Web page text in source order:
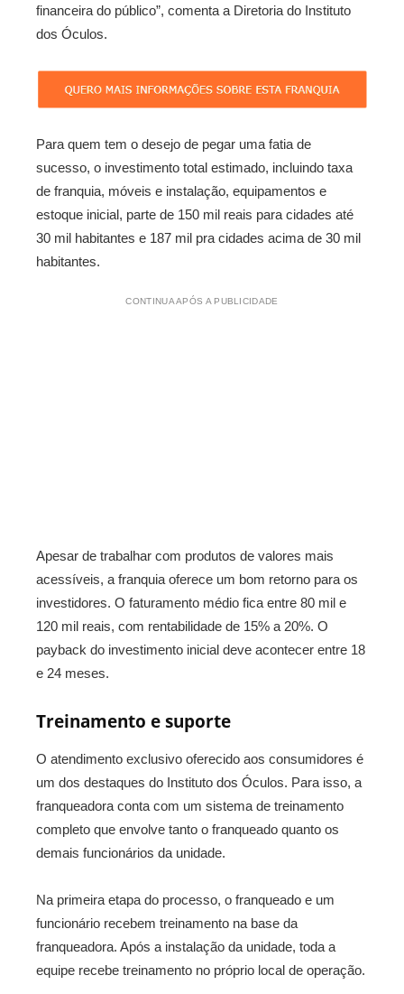
financeira do público”, comenta a Diretoria do Instituto
dos Óculos.
Para quem tem o desejo de pegar uma fatia de
sucesso, o investimento total estimado, incluindo taxa
de franquia, móveis e instalação, equipamentos e
estoque inicial, parte de 150 mil reais para cidades até
30 mil habitantes e 187 mil pra cidades acima de 30 mil
habitantes.
CONTINUA APÓS A PUBLICIDADE
Apesar de trabalhar com produtos de valores mais
acessíveis, a franquia oferece um bom retorno para os
investidores. O faturamento médio fica entre 80 mil e
120 mil reais, com rentabilidade de 15% a 20%. O
payback do investimento inicial deve acontecer entre 18
e 24 meses.
Treinamento e suporte
O atendimento exclusivo oferecido aos consumidores é
um dos destaques do Instituto dos Óculos. Para isso, a
franqueadora conta com um sistema de treinamento
completo que envolve tanto o franqueado quanto os
demais funcionários da unidade.
Na primeira etapa do processo, o franqueado e um
funcionário recebem treinamento na base da
franqueadora. Após a instalação da unidade, toda a
equipe recebe treinamento no próprio local de operação.